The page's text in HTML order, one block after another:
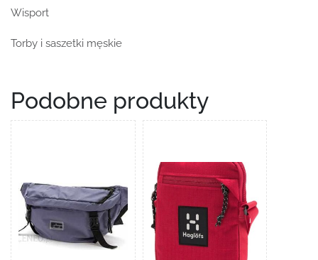
Wisport
Torby i saszetki męskie
Podobne produkty